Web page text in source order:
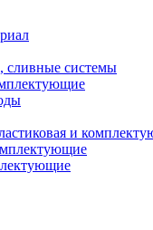
системы
и